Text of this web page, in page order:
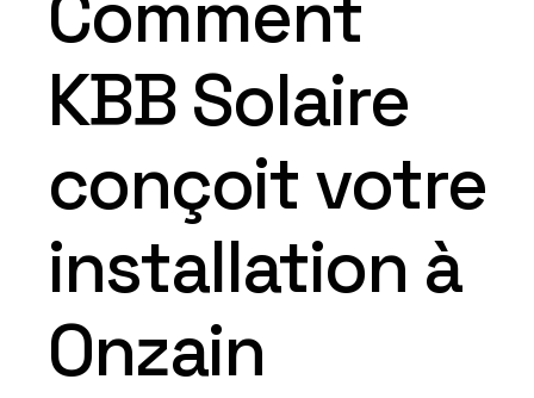
KBB Solaire
conçoit votre
installation à
Onzain